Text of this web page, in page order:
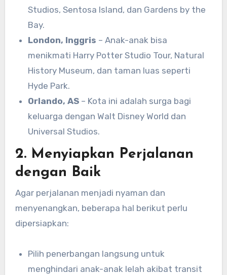
Studios, Sentosa Island, dan Gardens by the
Bay.
London, Inggris – Anak-anak bisa
menikmati Harry Potter Studio Tour, Natural
History Museum, dan taman luas seperti
Hyde Park.
Orlando, AS – Kota ini adalah surga bagi
keluarga dengan Walt Disney World dan
Universal Studios.
2. Menyiapkan Perjalanan
dengan Baik
Agar perjalanan menjadi nyaman dan
menyenangkan, beberapa hal berikut perlu
dipersiapkan:
Pilih penerbangan langsung untuk
menghindari anak-anak lelah akibat transit